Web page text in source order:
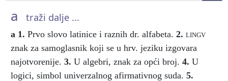
a traži dalje ...
a 1. Prvo slovo latinice i raznih dr. alfabeta. 2. lingv
znak za samoglasnik koji se u hrv. jeziku izgovara
najotvorenije. 3. U algebri, znak za opći broj. 4. U
logici, simbol univerzalnog afirmativnog suda. 5.